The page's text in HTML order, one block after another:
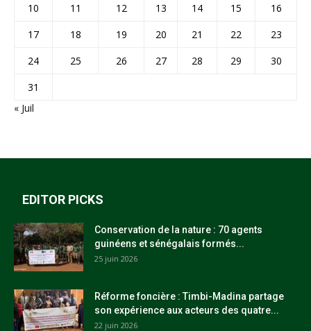
10
11 12 13 14 15
16
17
18 19 20 21 22
23
24
25 26 27 28 29
30
31
« Juil
EDITOR PICKS
Conservation de la nature : 70 agents
guinéens et sénégalais formés...
25 juin 2026
Réforme foncière : Timbi-Madina partage
son expérience aux acteurs des quatre...
22 juin 2026